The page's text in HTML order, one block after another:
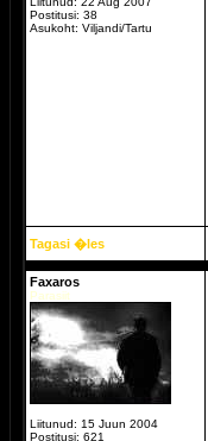
Postitusi: 38
Asukoht: Viljandi/Tartu
Tagasi �les
Faxaros
Parasiit
Liitunud: 15 Juun 2004
Postitusi: 621